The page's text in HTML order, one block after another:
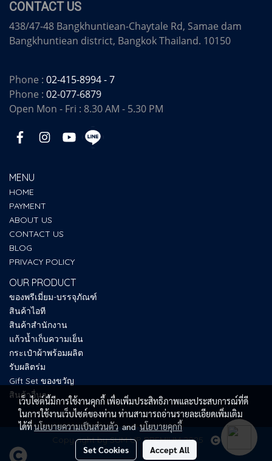
CONTACT US
438/47-48 Bangkhuntiean-Chaytale Rd, Samae dam
Bangkhuntiean district, Bangkok Thailand. 10150
Phone : 02-415-8994 - 7
Phone : 02-077-6879
Open Mon - Fri : 8.30 AM - 5.30 PM
MENU
HOME
PAYMENT
ABOUT US
CONTACT US
BLOG
PRIVACY POLICY
OUR PRODUCT
ของพรีเมี่ยม-บรรจุภัณฑ์
สินค้าไอที
สินค้าสำนักงาน
แก้วน้ำเก็บความเย็น
กระเป๋าผ้าพร้อมผลิต
รับผลิตร่ม
Gift Set ของขวัญ
สินค้าอื่นๆ
Copy right by SUM UP PREMIUM 2025
เว็บไซต์นี้มีการใช้งานคุกกี้ เพื่อเพิ่มประสิทธิภาพและประสบการณ์ที่ดี
ในการใช้งานเว็บไซต์ของท่าน ท่านสามารถอ่านรายละเอียดเพิ่มเติม
ได้ที่นโยบายความเป็นส่วนตัว and นโยบายคุกกี้
Set Cookies Accept All